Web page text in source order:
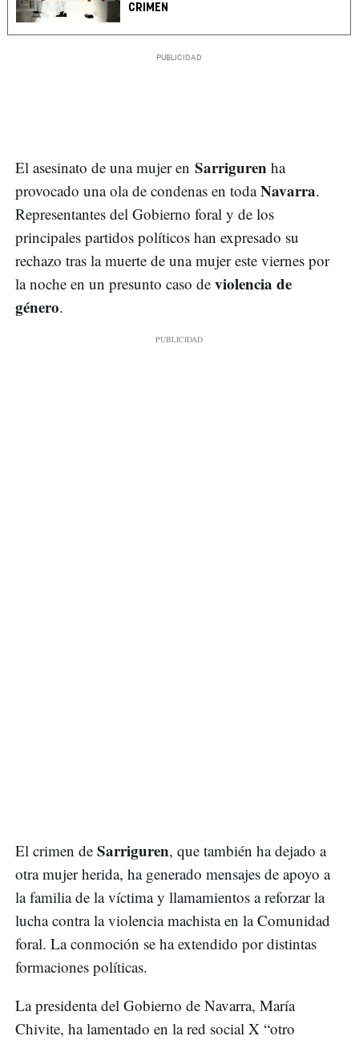
CRIMEN
El asesinato de una mujer en Sarriguren ha
provocado una ola de condenas en todaNavarra.
Representantes del Gobierno foral y de los
principales partidos políticos han expresado su
rechazo tras la muerte de una mujer este viernes por
la noche en un presunto caso de violencia de
género.
El crimen de Sarriguren, que también ha dejado a
otra mujer herida, ha generado mensajes de apoyo a
la familia de la víctima y llamamientos a reforzar la
lucha contra la violencia machista en la Comunidad
foral. La conmoción se ha extendido por distintas
formaciones políticas.
La presidenta del Gobierno de Navarra, María
Chivite, ha lamentado en la red social X “otro